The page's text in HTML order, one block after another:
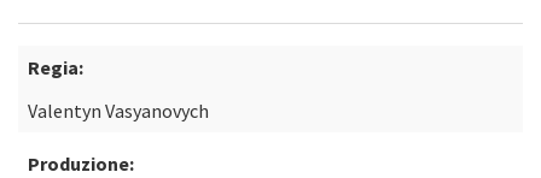
Regia:
Valentyn Vasyanovych
Produzione: